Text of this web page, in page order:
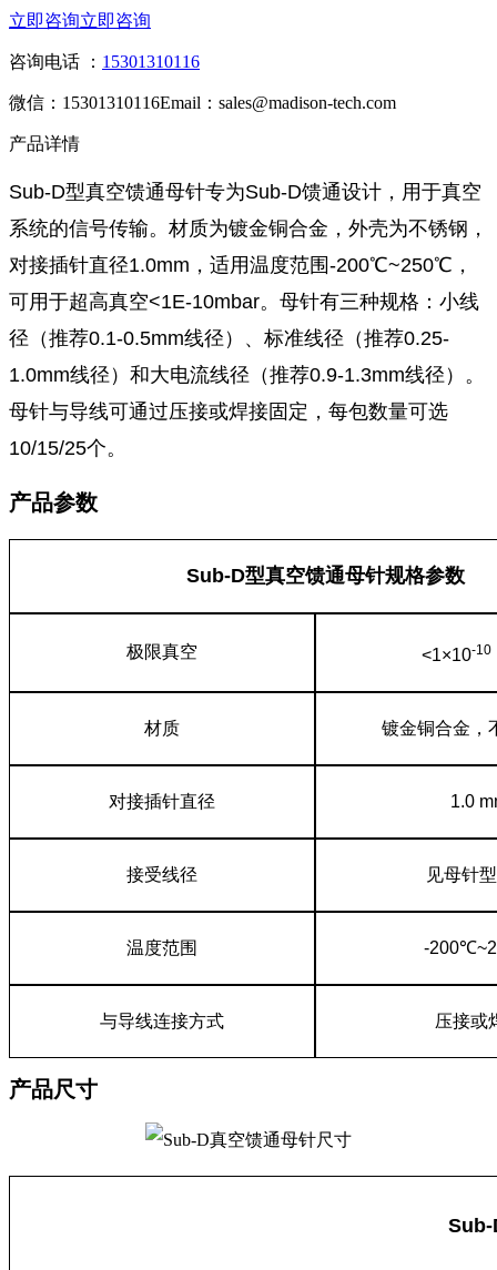
立即咨询立即咨询
咨询电话 ： 15301310116
微信：15301310116Email：sales@madison-tech.com
产品详情
Sub-D型真空馈通母针专为Sub-D馈通设计，用于真空
系统的信号传输。材质为镀金铜合金，外壳为不锈钢，
对接插针直径1.0mm，适用温度范围-200℃~250℃，
可用于超高真空<1E-10mbar。母针有三种规格：小线
径（推荐0.1-0.5mm线径）、标准线径（推荐0.25-
1.0mm线径）和大电流线径（推荐0.9-1.3mm线径）。
母针与导线可通过压接或焊接固定，每包数量可选
10/15/25个。
产品参数
Sub-D型真空馈通母针规格参数
极限真空 <1×10-10
材质 镀金铜合金，
对接插针直径 1.0
接受线径 见母针
温度范围 -
与导线连接方式 压接或
产品尺寸
Sub-